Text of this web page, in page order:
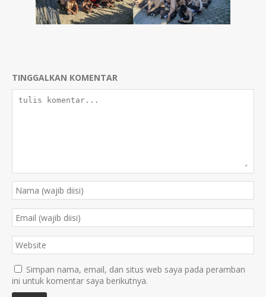
TINGGALKAN KOMENTAR
Simpan nama, email, dan situs web saya pada peramban
ini untuk komentar saya berikutnya.